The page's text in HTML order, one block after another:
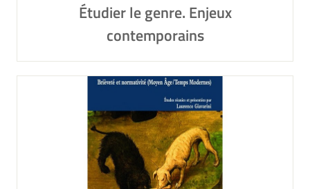
Étudier le genre. Enjeux
contemporains